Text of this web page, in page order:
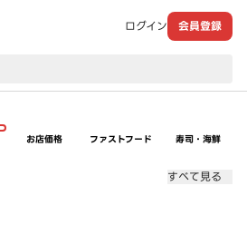
ログイン 会員登録
お店価格 ファストフード 寿司・海鮮
すべて見る